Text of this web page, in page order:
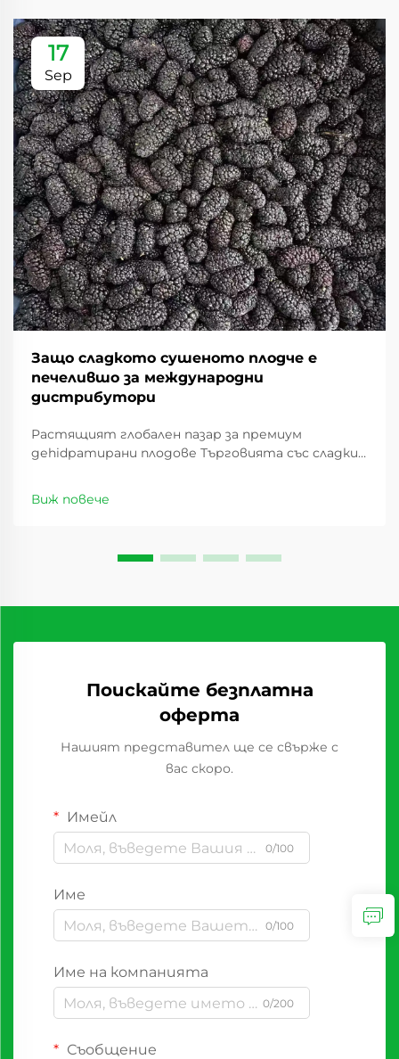
17
Sep
Защо сладкото сушеното плодче е
печелившо за международни
дистрибутори
Растящият глобален пазар за премиум
деhidратирани плодове Търговията със сладки
последното десетилетие, като предлага
изгодни възможности за дистрибутори по
Виж повече
Поискайте безплатна
оферта
Нашият представител ще се свърже с
вас скоро.
Имейл
0/100
Име
0/100
Име на компанията
0/200
Съобщение